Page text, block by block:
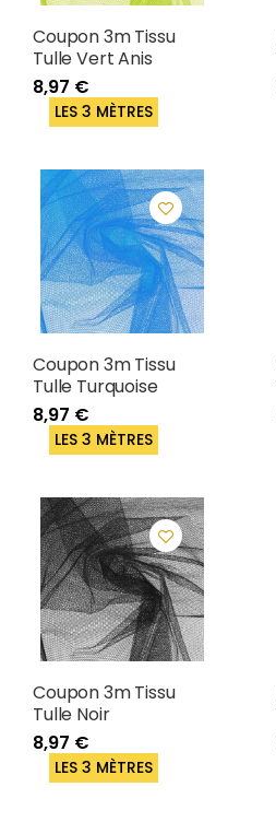
Coupon 3m Tissu
Tulle Vert Anis
8,97 €
LES 3 MÈTRES
Coupon 3m Tissu
Tulle Turquoise
8,97 €
LES 3 MÈTRES
Coupon 3m Tissu
Tulle Noir
8,97 €
LES 3 MÈTRES